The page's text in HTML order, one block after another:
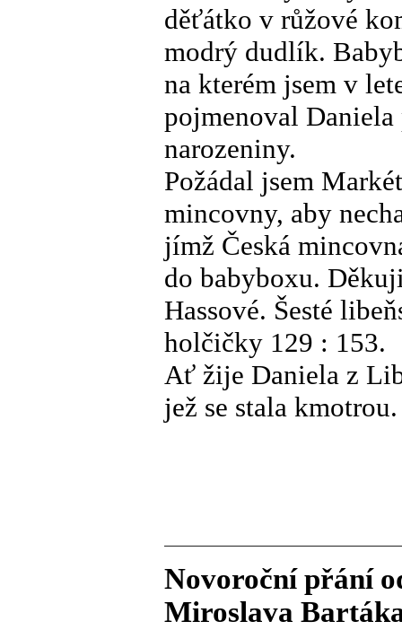
děťátko v růžové
modrý dudlík.
na kterém jsem v
pojmenoval Daniela
narozeniny.
Požádal jsem
mincovny, aby
jímž Česká
do babyboxu.
Hassové. Šesté
holčičky 129 : 153.
Ať žije Daniela z
jež se stala
Novoroční přání
Miroslava